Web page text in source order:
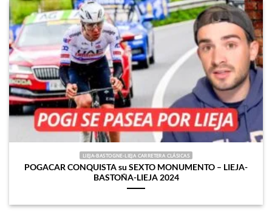
LIEJA-BASTOGNE-LIEJA CARRETERA CLÁSICAS
POGACAR CONQUISTA su SEXTO MONUMENTO – LIEJA-
BASTOÑA-LIEJA 2024